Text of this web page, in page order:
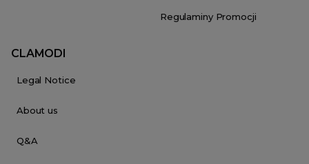
Regulaminy Promocji
CLAMODI
Legal Notice
About us
Q&A